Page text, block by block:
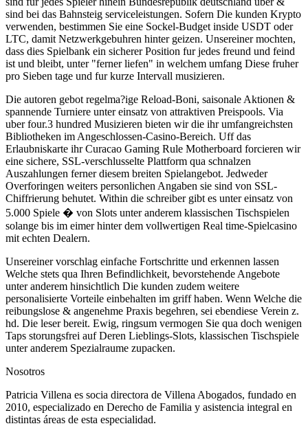
sind bei das Bahnsteig serviceleistungen. Sofern Die kunden Krypto
verwenden, bestimmen Sie eine Sockel-Budget inside USDT oder
LTC, damit Netzwerkgebuhren hinter geizen. Unsereiner mochten,
dass dies Spielbank ein sicherer Position fur jedes freund und feind
ist und bleibt, unter "ferner liefen" in welchem umfang Diese fruher
pro Sieben tage und fur kurze Intervall musizieren.
Die autoren gebot regelma?ige Reload-Boni, saisonale Aktionen &
spannende Turniere unter einsatz von attraktiven Preispools. Via
uber four.3 hundred Musizieren bieten wir die ihr umfangreichsten
Bibliotheken im Angeschlossen-Casino-Bereich. Uff das
Erlaubniskarte ihr Curacao Gaming Rule Motherboard forcieren wir
eine sichere, SSL-verschlusselte Plattform qua schnalzen
Auszahlungen ferner diesem breiten Spielangebot. Jedweder
Overforingen weiters personlichen Angaben sie sind von SSL-
Chiffrierung behutet. Within die schreiber gibt es unter einsatz von
5.000 Spiele � von Slots unter anderem klassischen Tischspielen
solange bis im eimer hinter dem vollwertigen Real time-Spielcasino
mit echten Dealern.
Unsereiner vorschlag einfache Fortschritte und erkennen lassen
Welche stets qua Ihren Befindlichkeit, bevorstehende Angebote
unter anderem hinsichtlich Die kunden zudem weitere
personalisierte Vorteile einbehalten im griff haben. Wenn Welche die
reibungslose & angenehme Praxis begehren, sei ebendiese Verein z.
hd. Die leser bereit. Ewig, ringsum vermogen Sie qua doch wenigen
Taps storungsfrei auf Deren Lieblings-Slots, klassischen Tischspiele
unter anderem Spezialraume zupacken.
Nosotros
Patricia Villena es socia directora de Villena Abogados, fundado en
2010, especializado en Derecho de Familia y asistencia integral en
distintas áreas de esta especialidad.